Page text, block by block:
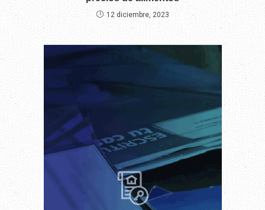
12 diciembre, 2023